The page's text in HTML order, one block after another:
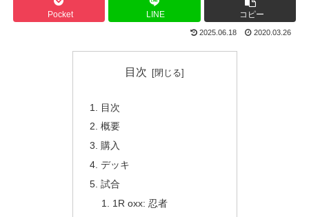
Pocket LINE コピー
2025.06.18 2020.03.26
目次
目次
概要
購入
デッキ
試合
1R oxx: 忍者